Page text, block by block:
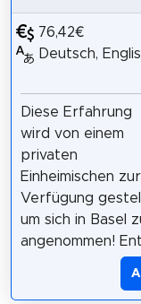
76,42€
Deutsch,
Diese Erfahrung
wird von einem
privaten
Einheimischen zur
Verfügung
um sich in Basel
angenommen!